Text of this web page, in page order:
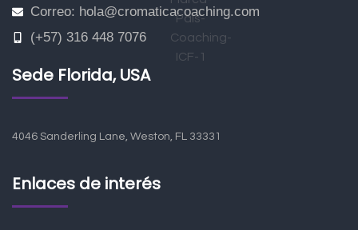
Correo: hola@cromaticacoaching.com
(+57) 316 448 7076
Sede Florida, USA
4046 Sanderling Lane, Weston, FL 33331
Enlaces de interés